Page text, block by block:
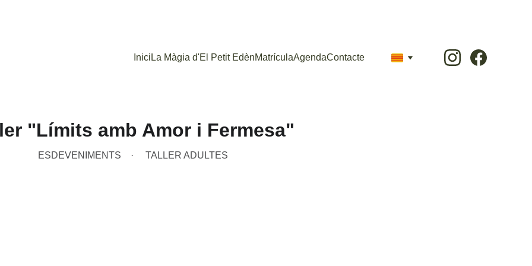
Inici La Màgia d'El Petit EdènMatrículaAgendaContacte
"Límits amb Amor i Fermesa"
ESDEVENIMENTS TALLER ADULTES